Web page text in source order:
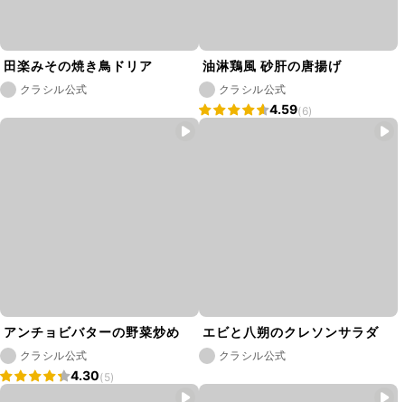
田楽みその焼き鳥ドリア
クラシル公式
油淋鶏風 砂肝の唐揚げ
クラシル公式
4.59(6)
アンチョビバターの野菜炒め
クラシル公式
4.30(5)
エビと八朔のクレソンサラダ
クラシル公式